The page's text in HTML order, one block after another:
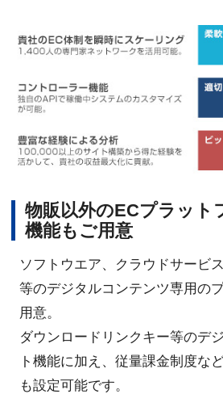
物販以外のECプラット
機能もご用意
ソフトウエア、クラウドサービ
等のデジタルコンテンツ専用の
用意。
ダウンロードリンクキー等のデ
ト機能に加え、従量課金制度な
も設定可能です。